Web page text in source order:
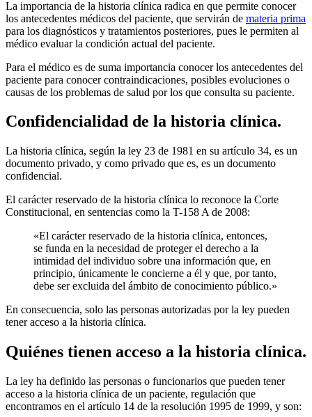
La importancia de la historia clínica radica en que permite conocer
los antecedentes médicos del paciente, que servirán de materia prima
para los diagnósticos y tratamientos posteriores, pues le permiten al
médico evaluar la condición actual del paciente.
Para el médico es de suma importancia conocer los antecedentes del
paciente para conocer contraindicaciones, posibles evoluciones o
causas de los problemas de salud por los que consulta su paciente.
Confidencialidad de la historia clínica.
La historia clínica, según la ley 23 de 1981 en su artículo 34, es un
documento privado, y como privado que es, es un documento
confidencial.
El carácter reservado de la historia clínica lo reconoce la Corte
Constitucional, en sentencias como la T-158 A de 2008:
«El carácter reservado de la historia clínica, entonces,
se funda en la necesidad de proteger el derecho a la
intimidad del individuo sobre una información que, en
principio, únicamente le concierne a él y que, por tanto,
debe ser excluida del ámbito de conocimiento público.»
En consecuencia, solo las personas autorizadas por la ley pueden
tener acceso a la historia clínica.
Quiénes tienen acceso a la historia clínica.
La ley ha definido las personas o funcionarios que pueden tener
acceso a la historia clínica de un paciente, regulación que
encontramos en el artículo 14 de la resolución 1995 de 1999, y son: